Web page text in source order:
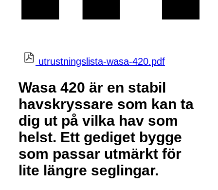
utrustningslista-wasa-420.pdf
Wasa 420 är en stabil
havskryssare som kan ta
dig ut på vilka hav som
helst. Ett gediget bygge
som passar utmärkt för
lite längre seglingar.